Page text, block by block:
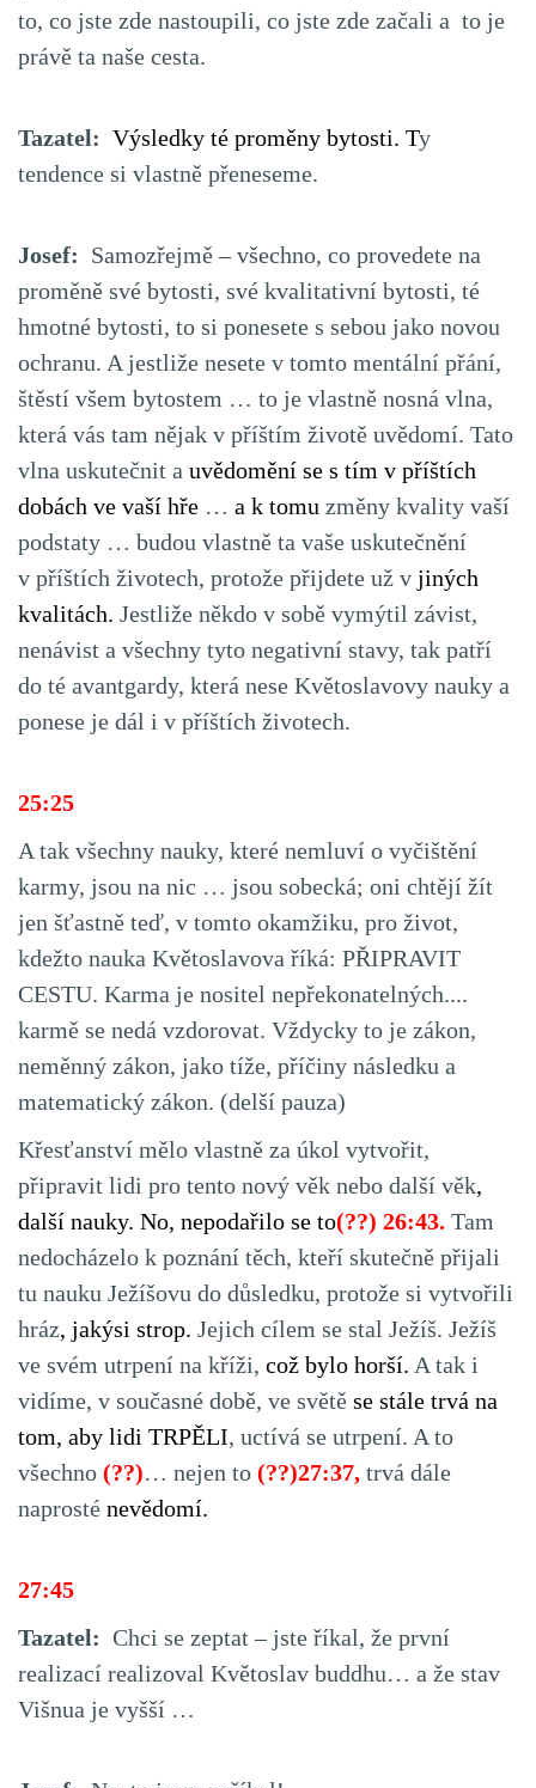
to, co jste zde nastoupili, co jste zde začali a to je
právě ta naše cesta.
Tazatel: Výsledky té proměny bytosti. Ty
tendence si vlastně přeneseme.
Josef: Samozřejmě – všechno, co provedete na
proměně své bytosti, své kvalitativní bytosti, té
hmotné bytosti, to si ponesete s sebou jako novou
ochranu. A jestliže nesete v tomto mentální přání,
štěstí všem bytostem … to je vlastně nosná vlna,
která vás tam nějak v příštím životě uvědomí. Tato
vlna uskutečnit a uvědomění se s tím v příštích
dobách ve vaší hře … a k tomu změny kvality vaší
podstaty … budou vlastně ta vaše uskutečnění
v příštích životech, protože přijdete už v jiných
kvalitách. Jestliže někdo v sobě vymýtil závist,
nenávist a všechny tyto negativní stavy, tak patří
do té avantgardy, která nese Květoslavovy nauky a
ponese je dál i v příštích životech.
25:25
A tak všechny nauky, které nemluví o vyčištění
karmy, jsou na nic … jsou sobecká; oni chtějí žít
jen šťastně teď, v tomto okamžiku, pro život,
kdežto nauka Květoslavova říká: PŘIPRAVIT
CESTU. Karma je nositel nepřekonatelných....
karmě se nedá vzdorovat. Vždycky to je zákon,
neměnný zákon, jako tíže, příčiny následku a
matematický zákon. (delší pauza)
Křesťanství mělo vlastně za úkol vytvořit,
připravit lidi pro tento nový věk nebo další věk,
další nauky. No, nepodařilo se to(??) 26:43. Tam
nedocházelo k poznání těch, kteří skutečně přijali
tu nauku Ježíšovu do důsledku, protože si vytvořili
hráz, jakýsi strop. Jejich cílem se stal Ježíš. Ježíš
ve svém utrpení na kříži, což bylo horší. A tak i
vidíme, v současné době, ve světě se stále trvá na
tom, aby lidi TRPĚLI, uctívá se utrpení. A to
všechno (??)… nejen to (??)27:37, trvá dále
naprosté nevědomí.
27:45
Tazatel: Chci se zeptat – jste říkal, že první
realizací realizoval Květoslav buddhu… a že stav
Višnua je vyšší …